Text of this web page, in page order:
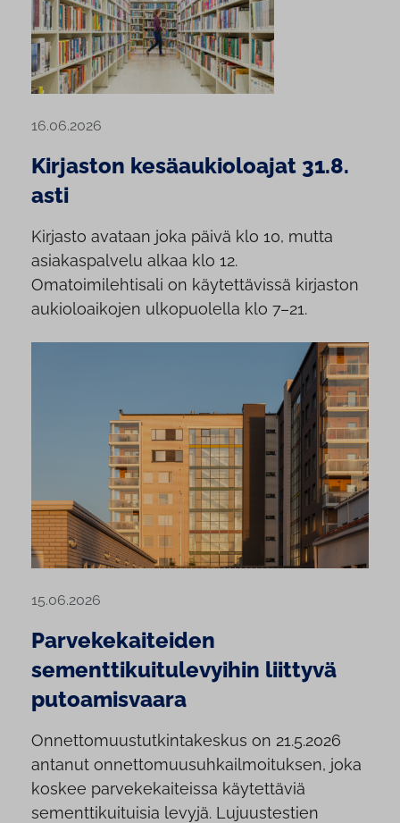
16.06.2026
Kirjaston kesäaukioloajat 31.8.
asti
Kirjasto avataan joka päivä klo 10, mutta
asiakaspalvelu alkaa klo 12.
Omatoimilehtisali on käytettävissä kirjaston
aukioloaikojen ulkopuolella klo 7–21.
15.06.2026
Parvekekaiteiden
sementtikuitulevyihin liittyvä
putoamisvaara
Onnettomuustutkintakeskus on 21.5.2026
antanut onnettomuusuhkailmoituksen, joka
koskee parvekekaiteissa käytettäviä
sementtikuituisia levyjä. Lujuustestien